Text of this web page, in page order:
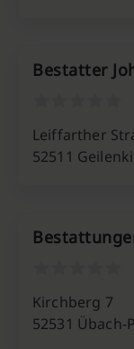
Bestatter
Leiffarther
52511
Kirchberg 7
52531 Übach-